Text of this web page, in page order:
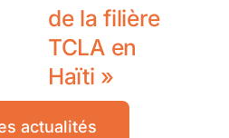
de la filière
TCLA en
Haïti »
actualités